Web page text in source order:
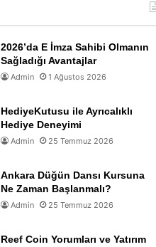
2026’da E İmza Sahibi Olmanın
Sağladığı Avantajlar
Admin 1 Ağustos 2026
HediyeKutusu ile Ayrıcalıklı
Hediye Deneyimi
Admin 25 Temmuz 2026
Ankara Düğün Dansı Kursuna
Ne Zaman Başlanmalı?
Admin 25 Temmuz 2026
Reef Coin Yorumları ve Yatırım